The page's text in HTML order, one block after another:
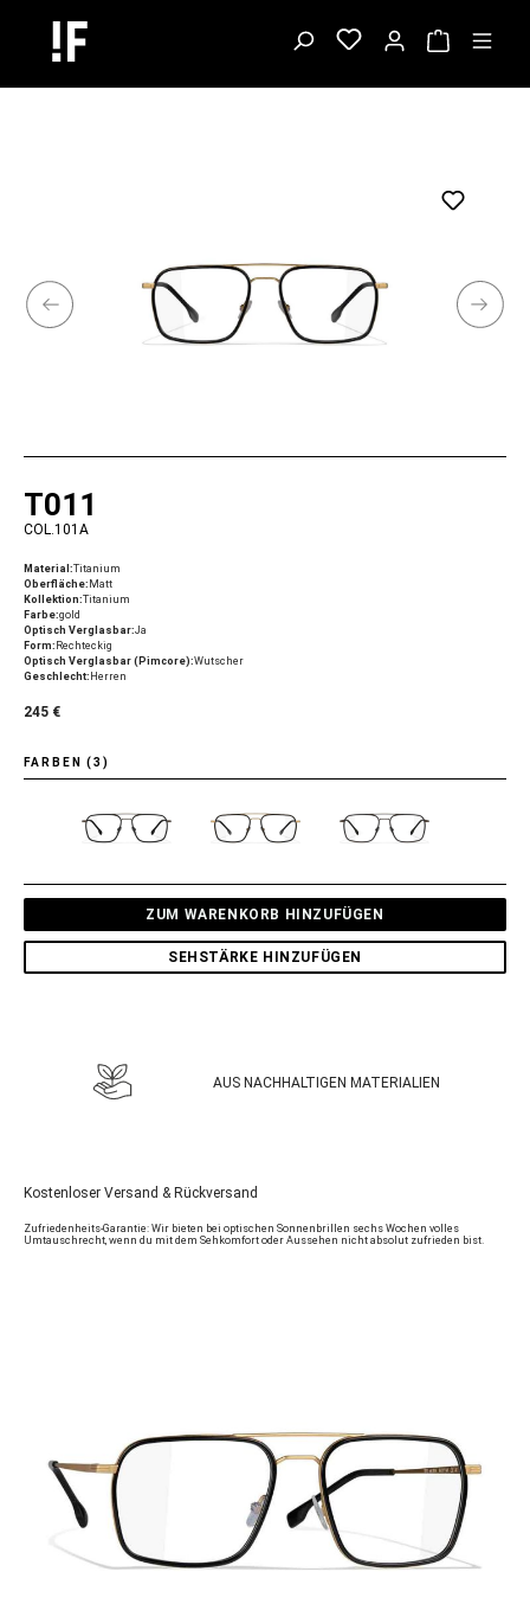
T011
COL.101A
Material:Titanium
Oberfläche: Matt
Kollektion:Titanium
Farbe:gold
Optisch Verglasbar:Ja
Form: Rechteckig
Optisch Verglasbar (Pimcore):Wutscher
Geschlecht: Herren
245 €
FARBEN (3)
ZUM WARENKORB HINZUFÜGEN
SEHSTÄRKE HINZUFÜGEN
AUS NACHHALTIGEN MATERIALIEN
Kostenloser Versand & Rückversand
Zufriedenheits-Garantie: Wir bieten bei optischen Sonnenbrillen sechs Wochen volles
Umtauschrecht, wenn du mit dem Sehkomfort oder Aussehen nicht absolut zufrieden bist.